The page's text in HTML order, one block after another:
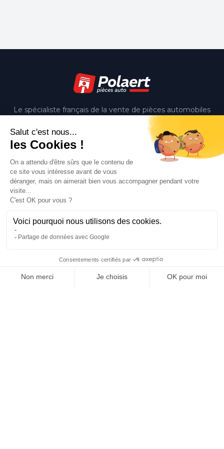
Le spécialiste français de la vente de pièces automobiles
d'occasion. Qualité, expertise et service depuis 15 ans.
Notre société
Mentions légales
Conditions générales de vente